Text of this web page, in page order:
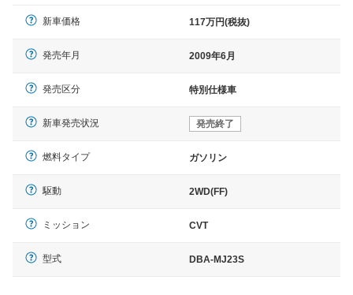
新車価格 117万円(税抜)
発売年月 2009年6月
発売区分 特別仕様車
新車発売状況 発売終了
燃料タイプ ガソリン
駆動 2WD(FF)
ミッション CVT
型式 DBA-MJ23S